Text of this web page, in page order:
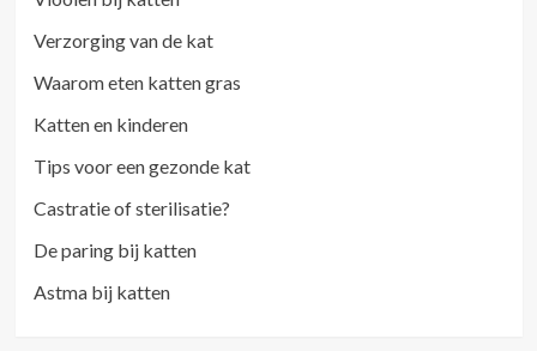
Verzorging van de kat
Waarom eten katten gras
Katten en kinderen
Tips voor een gezonde kat
Castratie of sterilisatie?
De paring bij katten
Astma bij katten